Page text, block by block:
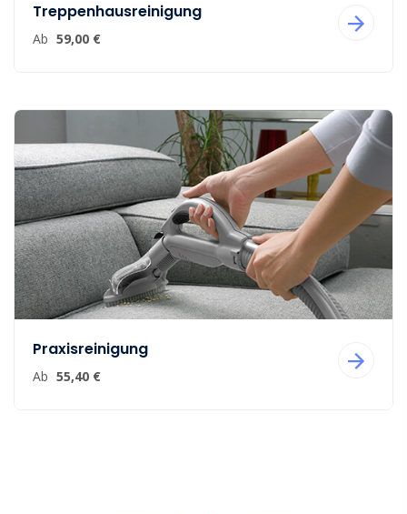
Treppenhausreinigung
Ab 59,00 €
Praxisreinigung
Ab 55,40 €